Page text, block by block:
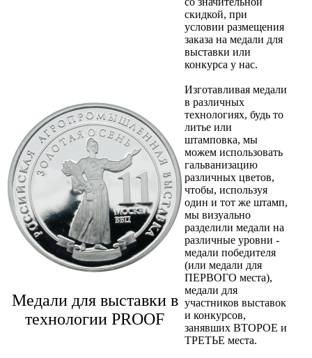
Медали для выставки в
технологии PROOF
скидкой, при
условии размещения
заказа на медали для
выставки или
конкурса у нас.
Изготавливая медали
в различных
технологиях, будь то
литье или
штамповка, мы
можем использовать
гальванизацию
различных цветов,
чтобы, используя
один и тот же штамп,
мы визуально
разделили медали на
различные уровни -
медали победителя
(или медали для
ПЕРВОГО места),
медали для
участников выставок
и конкурсов,
занявших ВТОРОЕ и
ТРЕТЬЕ места.